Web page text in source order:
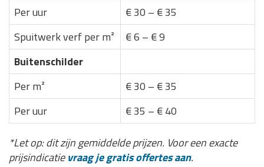
Per uur
€ 30 – € 35
Spuitwerk verf per m²
€ 6 – € 9
Buitenschilder
Per m²
€ 30 – € 35
Per uur
€ 35 – € 40
*Let op: dit zijn gemiddelde prijzen. Voor een exacte
prijsindicatievraag je gratis offertes aan.